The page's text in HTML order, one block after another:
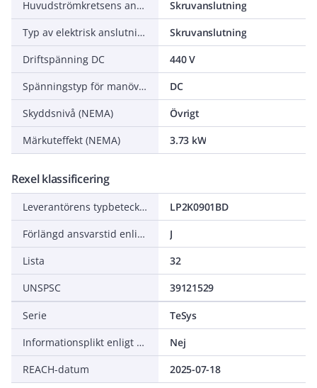
Huvudströmkretsens anslutningssätt
Skruvanslutning
Typ av elektrisk anslutning för hjälp och manöverströmkretsar
Skruvanslutning
Driftspänning DC
440 V
Spänningstyp för manöver
DC
Skyddsnivå (NEMA)
Övrigt
Märkuteffekt (NEMA)
3.73 kW
Rexel klassificering
Leverantörens typbeteckning
LP2K0901BD
Förlängd ansvarstid enligt ALEM-09
J
Lista
32
UNSPSC
39121529
Serie
TeSys
Informationsplikt enligt REACH
Nej
REACH-datum
2025-07-18